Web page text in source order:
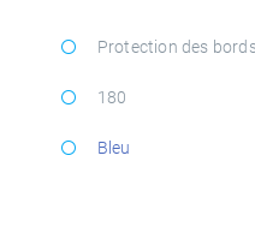
Protection des
180
Bleu